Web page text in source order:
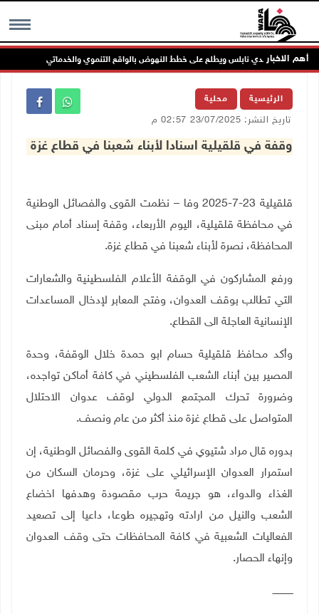
MENU أهم الاخبار
مجلس بلدي نابلس ويطلع على خطط النهوض بالواقع التنموي والخدماتي
الرئيسية محلية
تاريخ النشر: 23/07/2025 02:57 م
وقفة في قلقيلية اسنادا لأبناء شعبنا في قطاع غزة
قلقيلية 23-7-2025 وفا – نظمت القوى والفصائل الوطنية
في محافظة قلقيلية، اليوم الأربعاء، وقفة إسناد أمام مبنى
المحافظة، نصرة لأبناء شعبنا في قطاع غزة.
ورفع المشاركون في الوقفة الأعلام الفلسطينية والشعارات
التي تطالب بوقف العدوان، وفتح المعابر لإدخال المساعدات
الإنسانية العاجلة الى القطاع.
وأكد محافظ قلقيلية حسام ابو حمدة خلال الوقفة، وحدة
المصير بين أبناء الشعب الفلسطيني في كافة أماكن تواجده،
وضرورة تحرك المجتمع الدولي لوقف عدوان الاحتلال
المتواصل على قطاع غزة منذ أكثر من عام ونصف.
بدوره قال مراد شتيوي في كلمة القوى والفصائل الوطنية، إن
استمرار العدوان الإسرائيلي على غزة، وحرمان السكان من
الغذاء والدواء، هو جريمة حرب مقصودة وهدفها اخضاع
الشعب والنيل من ارادته وتهجيره طوعا، داعيا إلى تصعيد
الفعاليات الشعبية في كافة المحافظات حتى وقف العدوان
وإنهاء الحصار.
ــــــــــــــ